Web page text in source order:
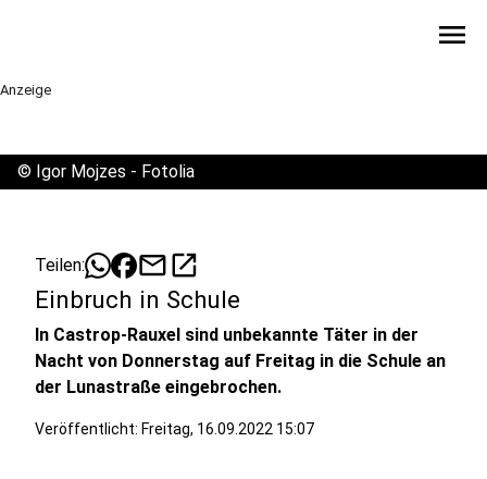
menu
Anzeige
© Igor Mojzes - Fotolia
Teilen: mailopen_in_new
Einbruch in Schule
In Castrop-Rauxel sind unbekannte Täter in der
Nacht von Donnerstag auf Freitag in die Schule an
der Lunastraße eingebrochen.
Veröffentlicht: Freitag, 16.09.2022 15:07